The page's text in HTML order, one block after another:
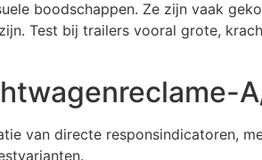
boodschappen. Ze zijn vaak
Test bij trailers vooral grote,
van directe responsindicatoren,